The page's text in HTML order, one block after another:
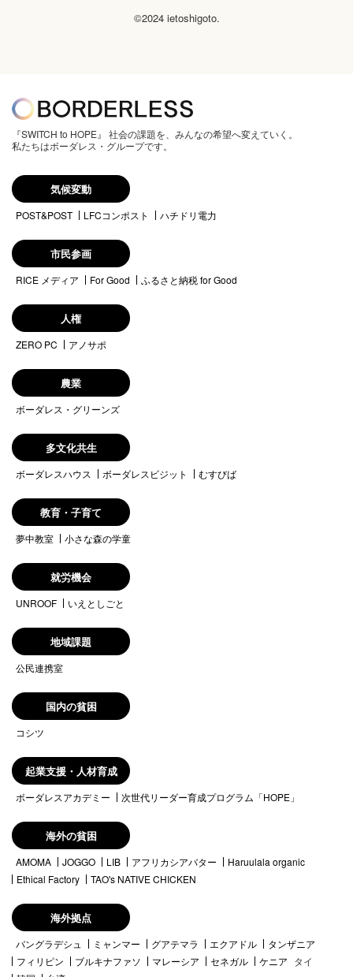
©2024 ietoshigoto.
『SWITCH to HOPE』 社会の課題を、みんなの希望へ変えていく。
私たちはボーダレス・グループです。
気候変動
POST&POST LFCコンポスト ハチドリ電力
市民参画
RICE メディア For Good ふるさと納税 for Good
人権
ZERO PC アノサポ
農業
ボーダレス・グリーンズ
多文化共生
ボーダレスハウス ボーダレスビジット むすびば
教育・子育て
夢中教室 小さな森の学童
就労機会
UNROOF いえとしごと
地域課題
公民連携室
国内の貧困
コシツ
起業支援・人材育成
ボーダレスアカデミー 次世代リーダー育成プログラム「HOPE」
海外の貧困
AMOMA JOGGO LIB アフリカシアバター
Haruulala organic
Ethical Factory
TAO's NATIVE CHICKEN
海外拠点
バングラデシュ ミャンマー グアテマラ エクアドル
タンザニア
フィリピン
ブルキナファソ マレーシア セネガル ケニア タイ